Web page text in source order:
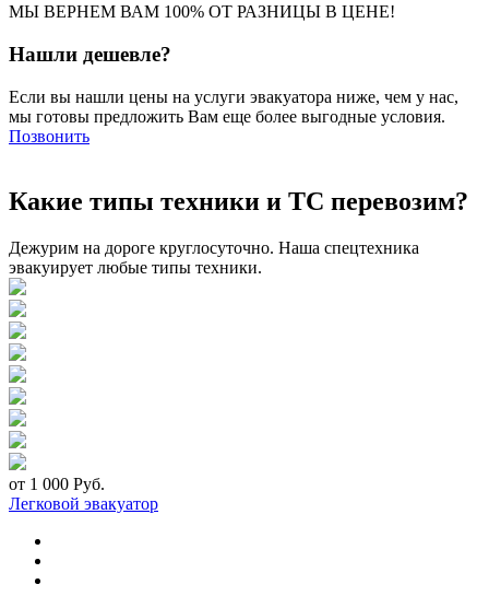
МЫ ВЕРНЕМ ВАМ 100% ОТ РАЗНИЦЫ В ЦЕНЕ!
Нашли дешевле?
Если вы нашли цены на услуги эвакуатора ниже, чем у нас,
мы готовы предложить Вам еще более выгодные условия.
Позвонить
Какие типы техники и ТС перевозим?
Дежурим на дороге круглосуточно. Наша спецтехника
эвакуирует любые типы техники.
от 1 000 Руб.
Легковой эвакуатор